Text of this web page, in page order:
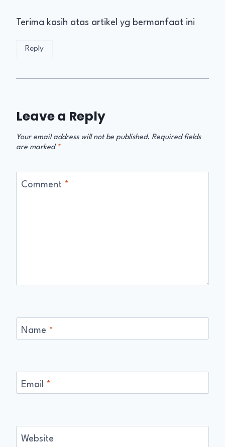
Terima kasih atas artikel yg bermanfaat ini
Reply
Leave a Reply
Your email address will not be published. Required fields
are marked *
Comment *
Name *
Email *
Website